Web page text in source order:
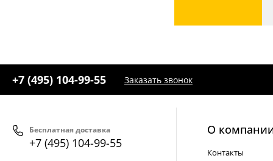
+7 (495) 104-99-55 Заказать звонок
Бесплатная доставка
+7 (495) 104-99-55
О
Контакты